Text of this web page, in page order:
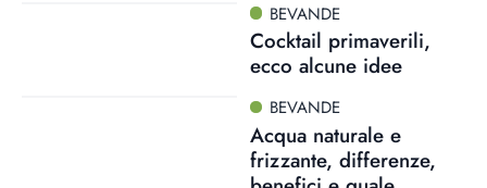
BEVANDE
Cocktail primaverili,
ecco alcune idee
BEVANDE
Acqua naturale e
frizzante, differenze,